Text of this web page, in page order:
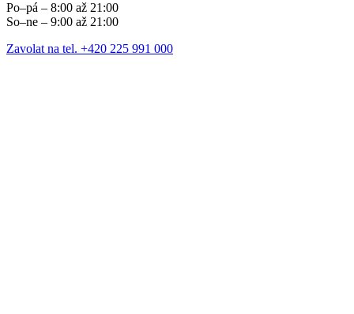
Po–pá – 8:00 až 21:00
So–ne – 9:00 až 21:00
Zavolat na tel. +420 225 991 000